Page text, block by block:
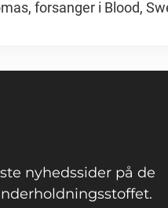
forsanger i Blood,
nyhedssider på de